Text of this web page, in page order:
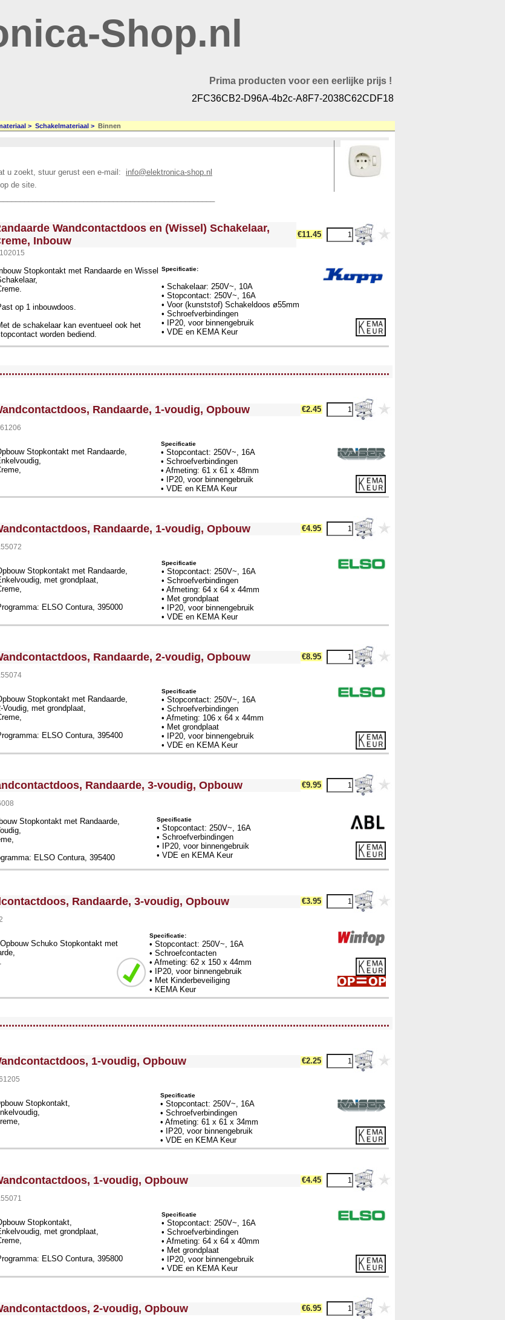
Shop.nl
Prima producten voor een eerlijke prijs !
2FC36CB2-D96A-4b2c-A8F7-2038C62CDF18
> Schakelmateriaal > Binnen
u zoekt, stuur gerust een e-mail:
info@elektronica-shop.nl
de site.
MakeFullWidth1 --><!-- MakeFullWidth2 --><!-- MakeFullWidth3 --><!-- MakeFullWidth4 --><!-- MakeFullWidth5 --><!-- MakeFullWidth6 --><!-- MakeFullWidth7 --><!-- MakeFullWidth8 --><!-- MakeFullWidth9 --><!-- MakeFullWidth10 --><!-- MakeFullWidth11 --><!-- MakeFullWidth12 --><!-- MakeFullWidth13 --><!-- MakeFullWidth14 --><!-- MakeFullWidth15 --><!-- MakeFullWidth16 --><!-- MakeFullWidth17 --><!-- MakeFullWidth18 --><!-- MakeFullWidth19 -->
Wandcontactdoos en (Wissel) Schakelaar,
Inbouw
€11.45
Stopkontakt met Randaarde en Wissel
op 1 inbouwdoos.
de schakelaar kan eventueel ook het
worden bediend.
Specificatie:
• Schakelaar: 250V~, 10A
• Stopcontact: 250V~, 16A
• Voor (kunststof) Schakeldoos ø55mm
• Schroefverbindingen
• IP20, voor binnengebruik
• VDE en KEMA Keur
MakeFullWidth2 --><!-- MakeFullWidth3 --><!-- MakeFullWidth4 --><!-- MakeFullWidth5 --><!-- MakeFullWidth6 --><!-- MakeFullWidth7 --><!-- MakeFullWidth8 --><!-- MakeFullWidth9 --><!-- MakeFullWidth10 --><!-- MakeFullWidth11 --><!-- MakeFullWidth12 --><!-- MakeFullWidth13 --><!-- MakeFullWidth14 --><!-- MakeFullWidth15 --><!-- MakeFullWidth16 --><!-- MakeFullWidth17 --><!-- MakeFullWidth18 --><!-- MakeFullWidth19 --> Randaarde, 1-voudig, Opbouw €2.45
Stopkontakt met Randaarde,
Specificatie
• Stopcontact: 250V~, 16A
• Schroefverbindingen
• Afmeting: 61 x 61 x 48mm
• IP20, voor binnengebruik
• VDE en KEMA Keur
--><!-- MakeFullWidth2 --><!-- MakeFullWidth3 --><!-- MakeFullWidth4 --><!-- MakeFullWidth5 --><!-- MakeFullWidth6 --><!-- MakeFullWidth7 --><!-- MakeFullWidth8 --><!-- MakeFullWidth9 --><!-- MakeFullWidth10 --><!-- MakeFullWidth11 --><!-- MakeFullWidth12 --><!-- MakeFullWidth13 --><!-- MakeFullWidth14 --><!-- MakeFullWidth15 --><!-- MakeFullWidth16 --><!-- MakeFullWidth17 --><!-- MakeFullWidth18 --><!-- MakeFullWidth19 --> Randaarde, 1-voudig, Opbouw €4.95
Stopkontakt met Randaarde,
met grondplaat,
ELSO Contura, 395000
Specificatie
• Stopcontact: 250V~, 16A
• Schroefverbindingen
• Afmeting: 64 x 64 x 44mm
• Met grondplaat
• IP20, voor binnengebruik
• VDE en KEMA Keur
--><!-- MakeFullWidth2 --><!-- MakeFullWidth3 --><!-- MakeFullWidth4 --><!-- MakeFullWidth5 --><!-- MakeFullWidth6 --><!-- MakeFullWidth7 --><!-- MakeFullWidth8 --><!-- MakeFullWidth9 --><!-- MakeFullWidth10 --><!-- MakeFullWidth11 --><!-- MakeFullWidth12 --><!-- MakeFullWidth13 --><!-- MakeFullWidth14 --><!-- MakeFullWidth15 --><!-- MakeFullWidth16 --><!-- MakeFullWidth17 --><!-- MakeFullWidth18 --><!-- MakeFullWidth19 --> Randaarde, 2-voudig, Opbouw €8.95
Stopkontakt met Randaarde,
Voudig, met grondplaat,
ELSO Contura, 395400
Specificatie
• Stopcontact: 250V~, 16A
• Schroefverbindingen
• Afmeting: 106 x 64 x 44mm
• Met grondplaat
• IP20, voor binnengebruik
• VDE en KEMA Keur
Randaarde, 3-voudig, Opbouw €9.95
Stopkontakt met Randaarde,
ELSO Contura, 395400
Specificatie
• Stopcontact: 250V~, 16A
• Schroefverbindingen
• IP20, voor binnengebruik
• VDE en KEMA Keur
><!-- MakeFullWidth2 --><!-- MakeFullWidth3 --><!-- MakeFullWidth4 --><!-- MakeFullWidth5 --><!-- MakeFullWidth6 --><!-- MakeFullWidth7 --><!-- MakeFullWidth8 --><!-- MakeFullWidth9 --><!-- MakeFullWidth10 --><!-- MakeFullWidth11 --><!-- MakeFullWidth12 --><!-- MakeFullWidth13 --><!-- MakeFullWidth14 --><!-- MakeFullWidth15 --><!-- MakeFullWidth16 --><!-- MakeFullWidth17 --><!-- MakeFullWidth18 --><!-- MakeFullWidth19 -->
Randaarde, 3-voudig, Opbouw €3.95
Schuko Stopkontakt met
Specificatie:
• Stopcontact: 250V~, 16A
• Schroefcontacten
• Afmeting: 62 x 150 x 44mm
• IP20, voor binnengebruik
• Met Kinderbeveiliging
• KEMA Keur
--><!-- MakeFullWidth3 --><!-- MakeFullWidth4 --><!-- MakeFullWidth5 --><!-- MakeFullWidth6 --><!-- MakeFullWidth7 --><!-- MakeFullWidth8 --><!-- MakeFullWidth9 --><!-- MakeFullWidth10 --><!-- MakeFullWidth11 --><!-- MakeFullWidth12 --><!-- MakeFullWidth13 --><!-- MakeFullWidth14 --><!-- MakeFullWidth15 --><!-- MakeFullWidth16 --><!-- MakeFullWidth17 --><!-- MakeFullWidth18 --><!-- MakeFullWidth19 --> 1-voudig, Opbouw €2.25
Stopkontakt,
Specificatie
• Stopcontact: 250V~, 16A
• Schroefverbindingen
• Afmeting: 61 x 61 x 34mm
• IP20, voor binnengebruik
• VDE en KEMA Keur
--><!-- MakeFullWidth2 --><!-- MakeFullWidth3 --><!-- MakeFullWidth4 --><!-- MakeFullWidth5 --><!-- MakeFullWidth6 --><!-- MakeFullWidth7 --><!-- MakeFullWidth8 --><!-- MakeFullWidth9 --><!-- MakeFullWidth10 --><!-- MakeFullWidth11 --><!-- MakeFullWidth12 --><!-- MakeFullWidth13 --><!-- MakeFullWidth14 --><!-- MakeFullWidth15 --><!-- MakeFullWidth16 --><!-- MakeFullWidth17 --><!-- MakeFullWidth18 --><!-- MakeFullWidth19 --> 1-voudig, Opbouw €4.45
Stopkontakt,
met grondplaat,
ELSO Contura, 395800
Specificatie
• Stopcontact: 250V~, 16A
• Schroefverbindingen
• Afmeting: 64 x 64 x 40mm
• Met grondplaat
• IP20, voor binnengebruik
• VDE en KEMA Keur
--><!-- MakeFullWidth2 --><!-- MakeFullWidth3 --><!-- MakeFullWidth4 --><!-- MakeFullWidth5 --><!-- MakeFullWidth6 --><!-- MakeFullWidth7 --><!-- MakeFullWidth8 --><!-- MakeFullWidth9 --><!-- MakeFullWidth10 --><!-- MakeFullWidth11 --><!-- MakeFullWidth12 --><!-- MakeFullWidth13 --><!-- MakeFullWidth14 --><!-- MakeFullWidth15 --><!-- MakeFullWidth16 --><!-- MakeFullWidth17 --><!-- MakeFullWidth18 --><!-- MakeFullWidth19 --> 2-voudig, Opbouw €6.95